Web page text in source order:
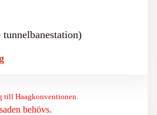
till Haagkonventionen.
behövs.